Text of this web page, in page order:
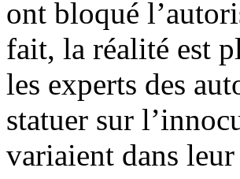
ont bloqué
fait, la réalité est
les experts des
statuer sur
variaient dans